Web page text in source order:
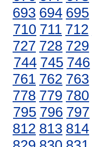
693 694 695
710 711 712
727 728 729
744 745 746
761 762 763
778 779 780
795 796 797
812 813 814